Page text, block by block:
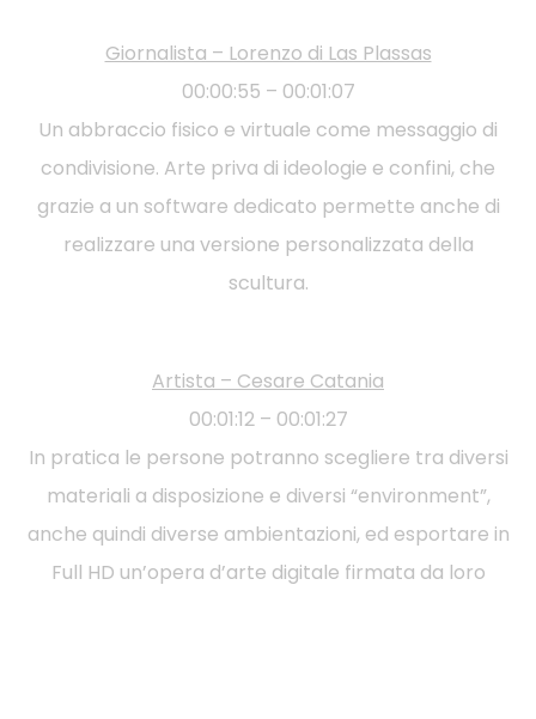
Giornalista – Lorenzo di Las Plassas
00:00:55 – 00:01:07
Un abbraccio fisico e virtuale come messaggio di
condivisione. Arte priva di ideologie e confini, che
grazie a un software dedicato permette anche di
realizzare una versione personalizzata della
scultura.
Artista – Cesare Catania
00:01:12 – 00:01:27
In pratica le persone potranno scegliere tra diversi
materiali a disposizione e diversi “environment”,
anche quindi diverse ambientazioni, ed esportare in
Full HD un’opera d’arte digitale firmata da loro